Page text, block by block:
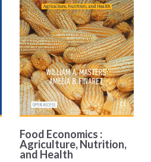
Food Economics :
Agriculture, Nutrition,
and Health